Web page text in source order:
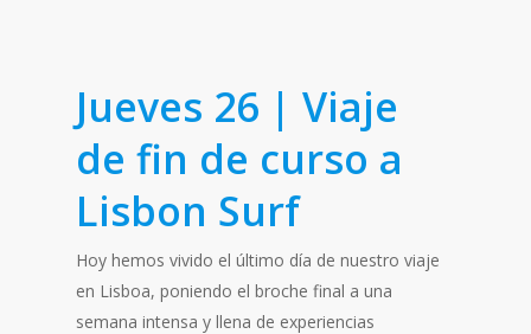
Jueves 26 | Viaje
de fin de curso a
Lisbon Surf
Hoy hemos vivido el último día de nuestro viaje
en Lisboa, poniendo el broche final a una
semana intensa y llena de experiencias